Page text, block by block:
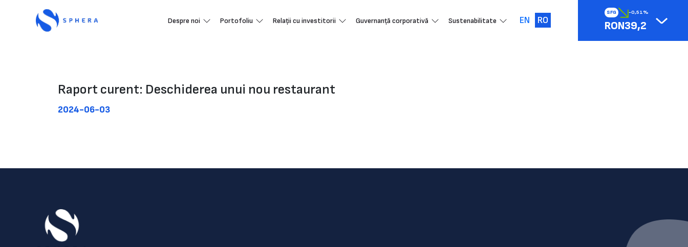
SFG -0,51%
RON39,2
Despre noi Portofoliu Relații cu investitorii Guvernanță corporativă Sustenabilitate EN RO
Raport curent: Deschiderea unui nou restaurant
2024-06-03